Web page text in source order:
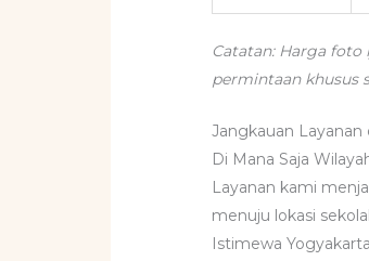
Catatan: Harga
permintaan khusus
Jangkauan
Di Mana Saja
Layanan kami
menuju lokasi
Istimewa